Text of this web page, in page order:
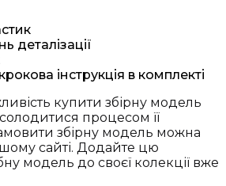
деталізації
інструкція в комплекті
купити збірну модель
процесом її
збірну модель можна
сайті. Додайте цю
модель до своєї колекції вже